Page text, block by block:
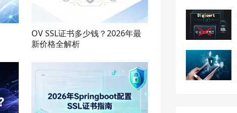
OV SSL证书多少钱？2026年最
新价格全解析